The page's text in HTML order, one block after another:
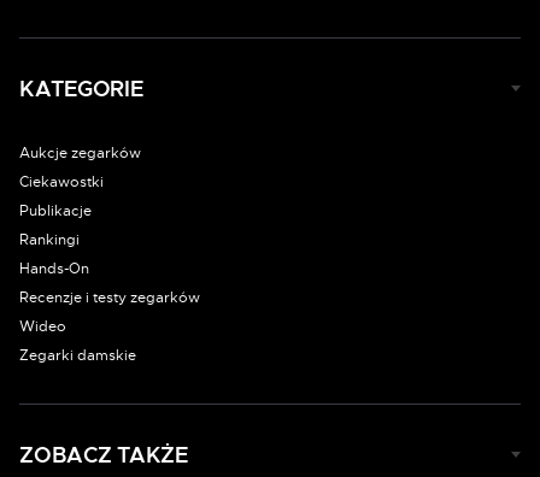
KATEGORIE
Aukcje zegarków
Ciekawostki
Publikacje
Rankingi
Hands-On
Recenzje i testy zegarków
Wideo
Zegarki damskie
ZOBACZ TAKŻE